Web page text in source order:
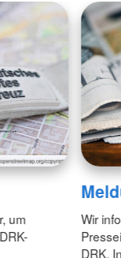
um
Wir
DRK.